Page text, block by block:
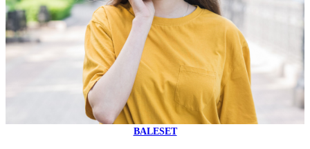
BALESET